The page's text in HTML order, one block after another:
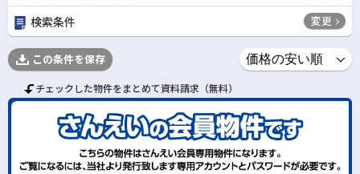
検索条件 変更
この条件を保存
チェックした物件をまとめて資料請求（無料）